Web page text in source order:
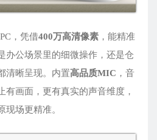
，凭借400万高清像素 ，能精准
办公场景里的细微操作，还是仓
清晰呈现。内置高品质MIC ，音
有画面，更有真实的声音维度，
现场更精准。